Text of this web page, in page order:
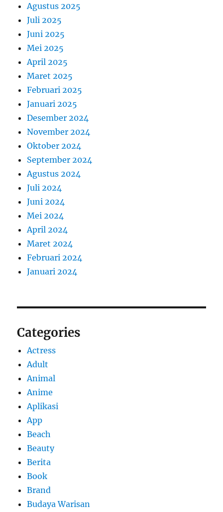
Agustus 2025
Juli 2025
Juni 2025
Mei 2025
April 2025
Maret 2025
Februari 2025
Januari 2025
Desember 2024
November 2024
Oktober 2024
September 2024
Agustus 2024
Juli 2024
Juni 2024
Mei 2024
April 2024
Maret 2024
Februari 2024
Januari 2024
Categories
Actress
Adult
Animal
Anime
Aplikasi
App
Beach
Beauty
Berita
Book
Brand
Budaya Warisan